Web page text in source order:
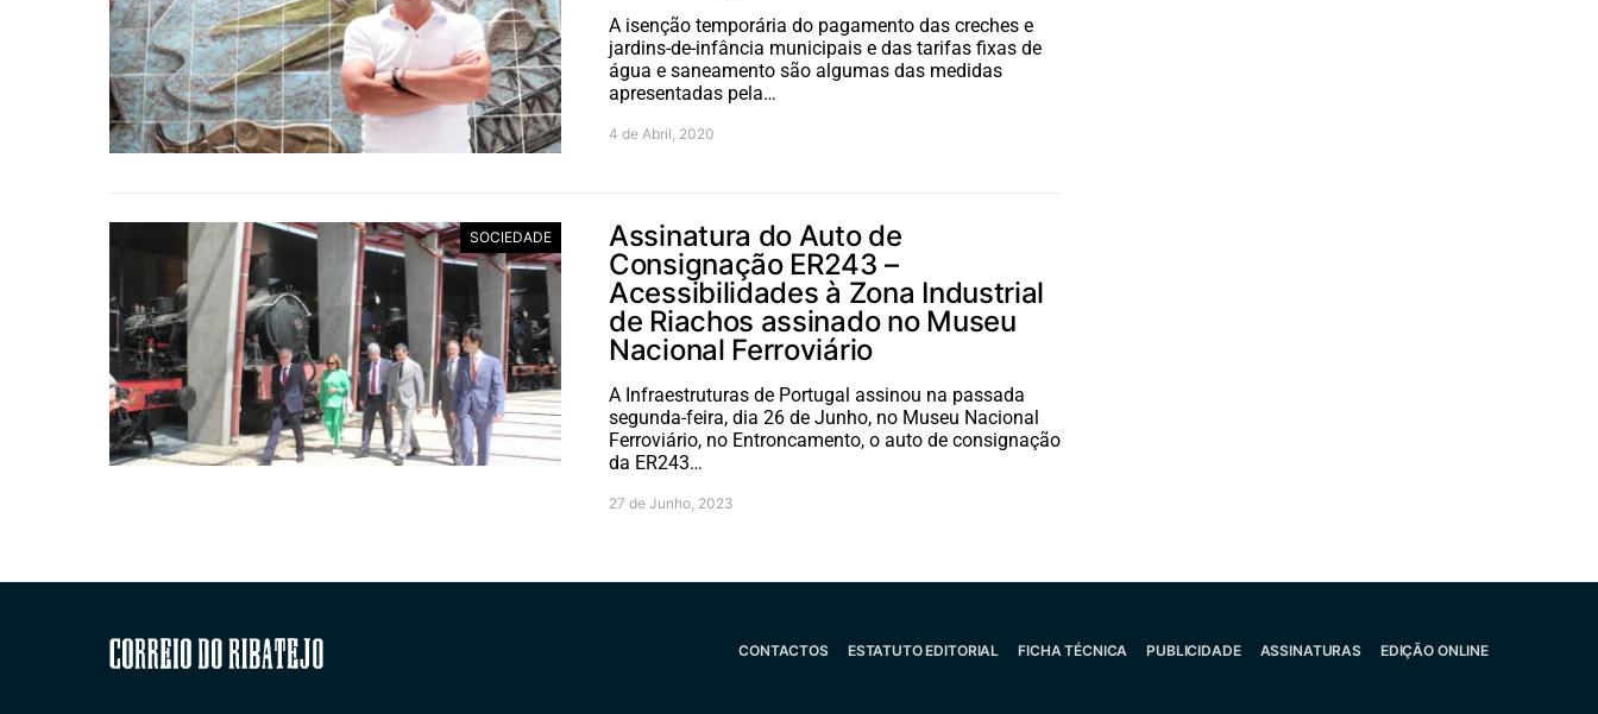
A isenção temporária do pagamento das creches e
jardins-de-infância municipais e das tarifas fixas de
água e saneamento são algumas das medidas
apresentadas pela…
4 de Abril, 2020
SOCIEDADE
Assinatura do Auto de
Consignação ER243 –
Acessibilidades à Zona Industrial
de Riachos assinado no Museu
Nacional Ferroviário
A Infraestruturas de Portugal assinou na passada
segunda-feira, dia 26 de Junho, no Museu Nacional
Ferroviário, no Entroncamento, o auto de consignação
da ER243…
27 de Junho, 2023
Correio do Ribatejo CONTACTOS ESTATUTO EDITORIAL FICHA TÉCNICA PUBLICIDADE ASSINATURAS EDIÇÃO ONLINE